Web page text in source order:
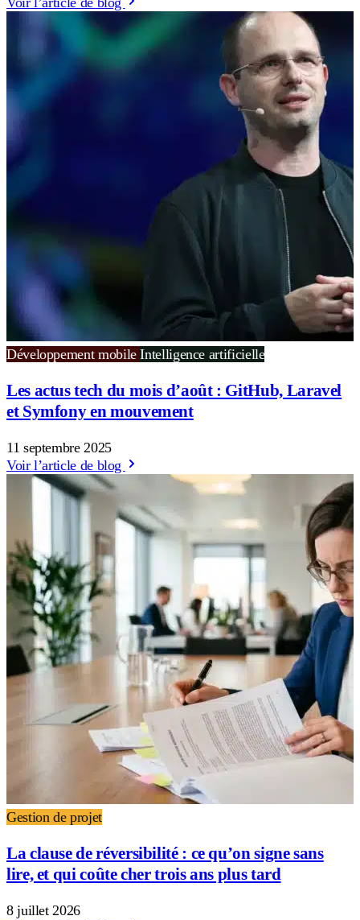
Développement mobileIntelligence artificielle
Les actus tech du mois d’août : GitHub, Laravel
et Symfony en mouvement
11 septembre 2025
Voir l’article de blog
Gestion de projet
La clause de réversibilité : ce qu’on signe sans
lire, et qui coûte cher trois ans plus tard
8 juillet 2026